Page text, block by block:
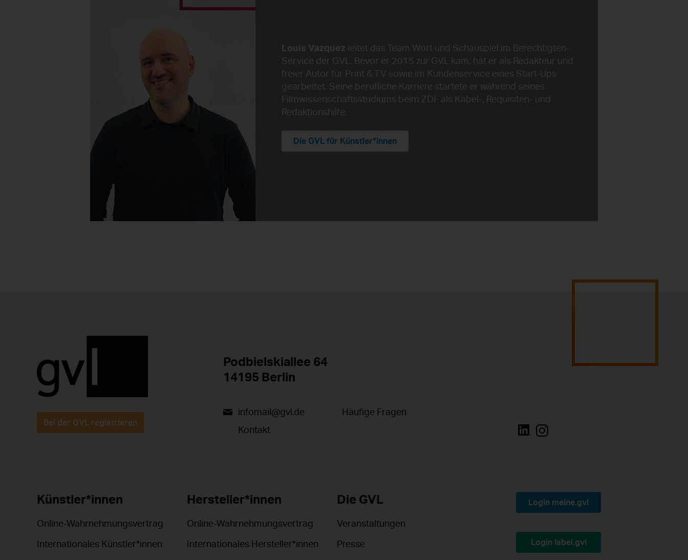
Louis Vazquez leitet das Team Wort und Schauspiel im Berechtigten-
Service der GVL. Bevor er 2015 zur GVL kam, hat er als Redakteur und
freier Autor für Print & TV sowie im Kundenservice eines Start-Ups
gearbeitet. Seine berufliche Karriere startete er während seines
Filmwissenschaftsstudiums beim ZDF als Kabel-, Requisiten- und
Redaktionshilfe.
Die GVL für Künstler*innen
Bei der GVL registrieren
Podbielskiallee 64
14195 Berlin
infomail@gvl.de
Häufige Fragen
Kontakt
Künstler*innen
Online-Wahrnehmungsvertrag
Internationales Künstler*innen
Hersteller*innen
Online-Wahrnehmungsvertrag
Internationales Hersteller*innen
Die GVL
Veranstaltungen
Presse
Login meine.gvl
Login label.gvl